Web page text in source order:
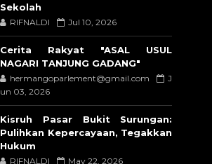
Sekolah
RIFNALDI Jul 10, 2026
Cerita Rakyat "ASAL USUL
NAGARI TANJUNG GADANG"
hermangoparlement@gmail.com
J
un 03, 2026
Kisruh Pasar Bukit Surungan:
Pulihkan Kepercayaan, Tegakkan
Hukum
RIFNALDI May 22, 2026